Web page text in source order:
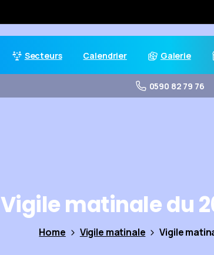
Secteurs Calendrier Galerie
0590 82 79 76
Vigilematinaledu
Home Vigile matinale Vigile